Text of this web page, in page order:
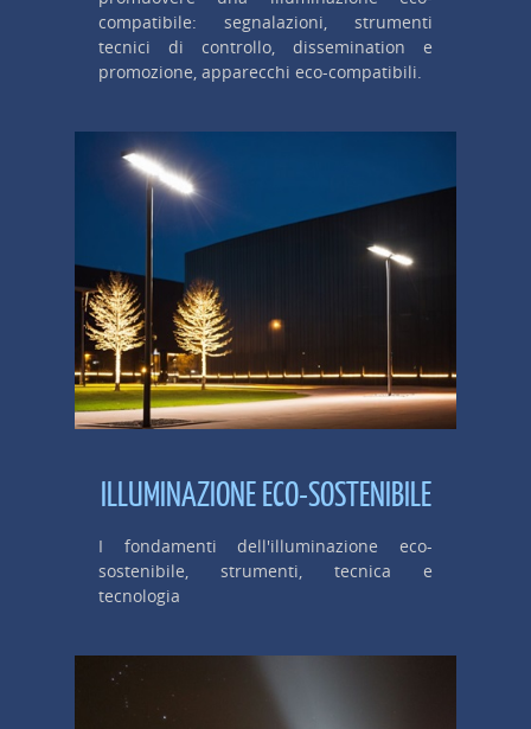
compatibile: segnalazioni, strumenti
tecnici di controllo, dissemination e
promozione, apparecchi eco-compatibili.
ILLUMINAZIONE ECO-SOSTENIBILE
I fondamenti dell'illuminazione eco-
sostenibile, strumenti, tecnica e
tecnologia